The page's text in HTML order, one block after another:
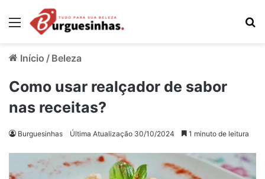
Menu
Início / Beleza
Como usar realçador de sabor
nas receitas?
Burguesinhas Última Atualização 30/10/2024 1 minuto de leitura